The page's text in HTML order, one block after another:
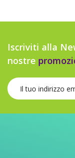
Iscriviti alla
nostre